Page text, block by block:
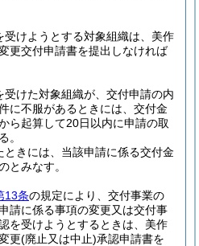
受けようとする対象組織は、美作
更交付申請書を提出しなければ
受けた対象組織が、交付申請の内
に不服があるときには、交付金
ら起算して20日以内に申請の取
。
ときには、当該申請に係る交付金
とみなす。
13条の規定により、交付事業の
請に係る事項の変更又は交付事
を受けようとするときは、美作
更(廃止又は中止)承認申請書を